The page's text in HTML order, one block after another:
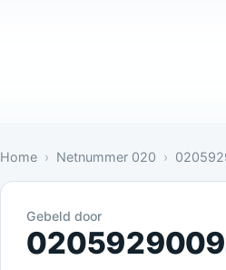
Home Netnummer 020
Nog onbekend: Nog
Gebeld door
0205929009